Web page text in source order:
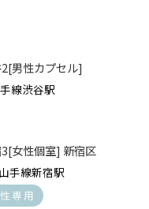
男性カプセル]
線渋谷駅
女性個室] 新宿区
手線新宿駅
専用